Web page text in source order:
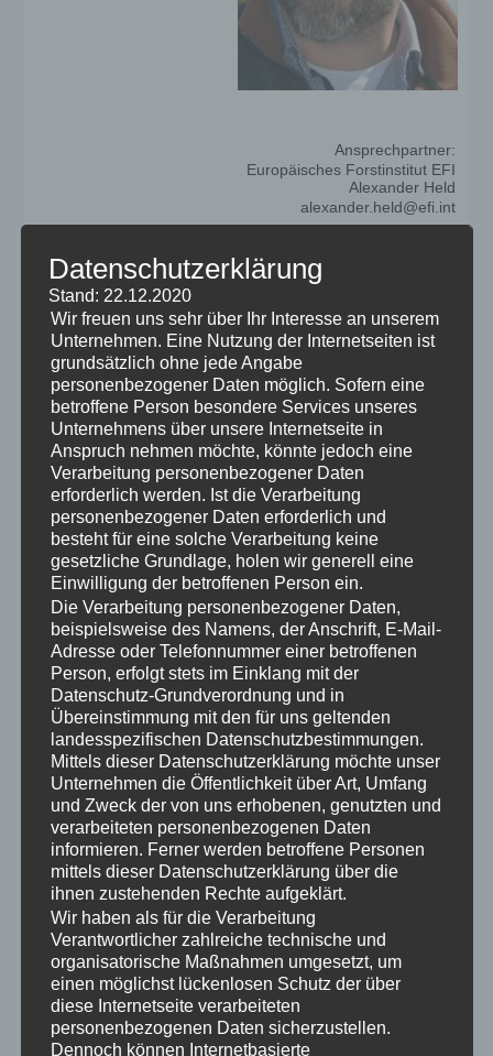
Ansprechpartner:
Europäisches Forstinstitut EFI
Alexander Held
alexander.held@efi.int
Öffnungszeiten
Täglich von 9 – 18 Uhr
Vor – während – nach dem
Waldbrand
„Dry Firefighting“ – Plan B:
Löschen ohne Wasser
“UXO Fire Management
Toolbox”:
Feuer auf munitionsbelasteten
Flächen
Datenschutzerklärung
Stand: 22.12.2020
Wir freuen uns sehr über Ihr Interesse an unserem
Unternehmen. Eine Nutzung der Internetseiten ist
grundsätzlich ohne jede Angabe
personenbezogener Daten möglich. Sofern eine
betroffene Person besondere Services unseres
Unternehmens über unsere Internetseite in
Anspruch nehmen möchte, könnte jedoch eine
Verarbeitung personenbezogener Daten
erforderlich werden. Ist die Verarbeitung
personenbezogener Daten erforderlich und
besteht für eine solche Verarbeitung keine
gesetzliche Grundlage, holen wir generell eine
Einwilligung der betroffenen Person ein.
Die Verarbeitung personenbezogener Daten,
beispielsweise des Namens, der Anschrift, E-Mail-
Adresse oder Telefonnummer einer betroffenen
Person, erfolgt stets im Einklang mit der
Datenschutz-Grundverordnung und in
Übereinstimmung mit den für uns geltenden
landesspezifischen Datenschutzbestimmungen.
Mittels dieser Datenschutzerklärung möchte unser
Unternehmen die Öffentlichkeit über Art, Umfang
und Zweck der von uns erhobenen, genutzten und
verarbeiteten personenbezogenen Daten
informieren. Ferner werden betroffene Personen
mittels dieser Datenschutzerklärung über die
ihnen zustehenden Rechte aufgeklärt.
Wir haben als für die Verarbeitung
Verantwortlicher zahlreiche technische und
organisatorische Maßnahmen umgesetzt, um
einen möglichst lückenlosen Schutz der über
diese Internetseite verarbeiteten
personenbezogenen Daten sicherzustellen.
Dennoch können Internetbasierte